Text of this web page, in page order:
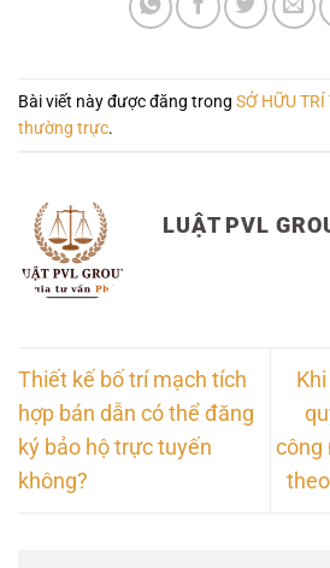
Bài viết này được đăng trong SỞ HỮU TRÍ
thường trực.
LUẬT PVL
Thiết kế bố trí mạch tích
hợp bán dẫn có thể đăng
ký bảo hộ trực tuyến
không?
công